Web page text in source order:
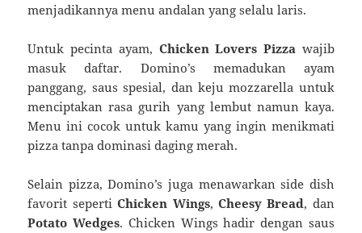
menjadikannya menu andalan yang selalu laris.
Untuk pecinta ayam, Chicken Lovers Pizzawajib
masuk daftar. Domino’s memadukan ayam
panggang, saus spesial, dan keju mozzarella untuk
menciptakan rasa gurih yang lembut namun kaya.
Menu ini cocok untuk kamu yang ingin menikmati
pizza tanpa dominasi daging merah.
Selain pizza, Domino’s juga menawarkan side dish
favorit sepertiChicken Wings, Cheesy Bread, dan
Potato Wedges. Chicken Wings hadir dengan saus